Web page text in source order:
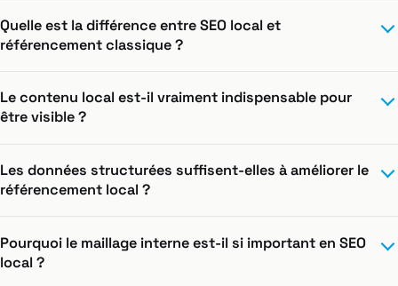
Quelle est la différence entre SEO local et
référencement classique ?
Le contenu local est-il vraiment indispensable pour
être visible ?
Les données structurées suffisent-elles à améliorer le
référencement local ?
Pourquoi le maillage interne est-il si important en SEO
local ?